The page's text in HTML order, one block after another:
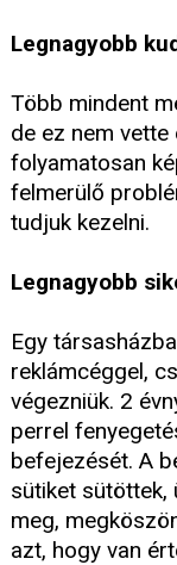
Legnagyobb
Több mindent
de ez nem vette
folyamatosan
felmerülő
tudjuk kezelni.
Legnagyobb
Egy
reklámcéggel,
végezniük. 2
perrel
befejezését. A
sütiket sütöttek,
meg,
azt, hogy van